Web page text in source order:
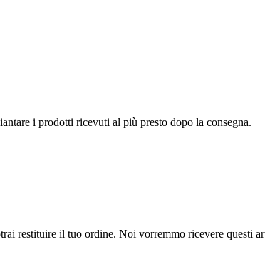
i prodotti ricevuti al più presto dopo la consegna.
restituire il tuo ordine. Noi vorremmo ricevere questi